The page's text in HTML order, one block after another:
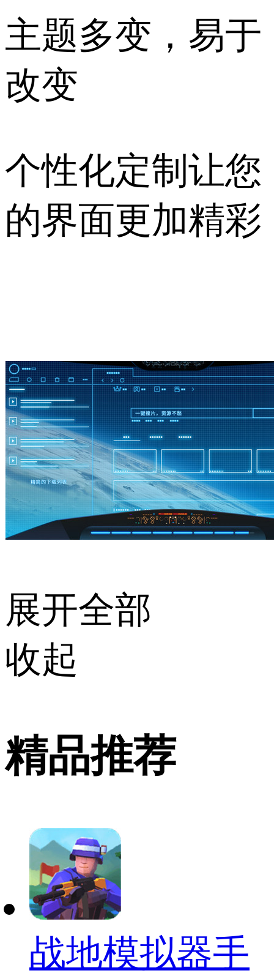
主题多变，易于
改变
个性化定制让您
的界面更加精彩
展开全部
收起
精品推荐
战地模拟器手